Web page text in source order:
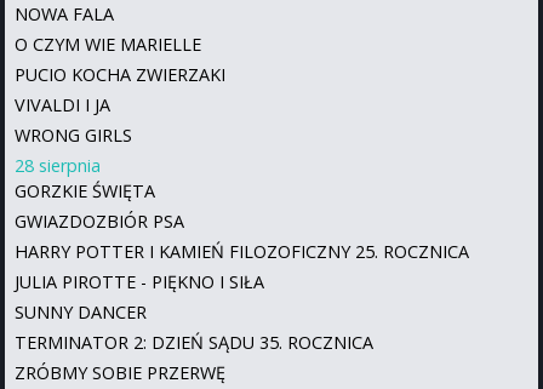
NOWA FALA
O CZYM WIE MARIELLE
PUCIO KOCHA ZWIERZAKI
VIVALDI I JA
WRONG GIRLS
28 sierpnia
GORZKIE ŚWIĘTA
GWIAZDOZBIÓR PSA
HARRY POTTER I KAMIEŃ FILOZOFICZNY 25. ROCZNICA
JULIA PIROTTE - PIĘKNO I SIŁA
SUNNY DANCER
TERMINATOR 2: DZIEŃ SĄDU 35. ROCZNICA
ZRÓBMY SOBIE PRZERWĘ